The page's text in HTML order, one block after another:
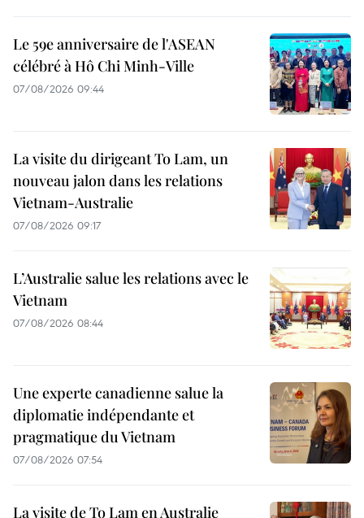
Le 59e anniversaire de l'ASEAN
célébré à Hô Chi Minh-Ville
07/08/2026 09:44
La visite du dirigeant To Lam, un
nouveau jalon dans les relations
Vietnam-Australie
07/08/2026 09:17
L’Australie salue les relations avec le
Vietnam
07/08/2026 08:44
Une experte canadienne salue la
diplomatie indépendante et
pragmatique du Vietnam
07/08/2026 07:54
La visite de To Lam en Australie